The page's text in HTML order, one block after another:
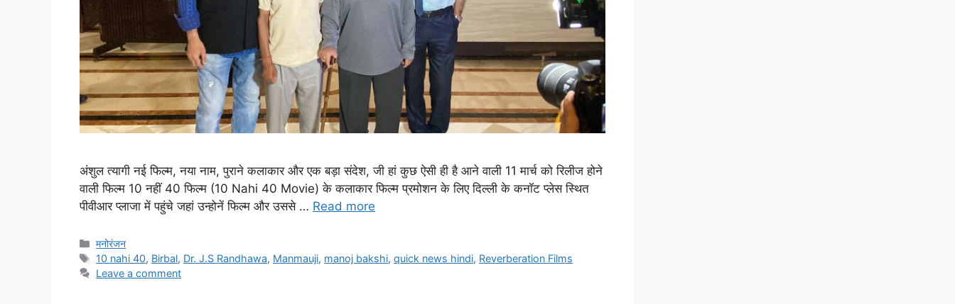
अंशुल त्यागी नई फिल्म, नया नाम, पुराने कलाकार और एक बड़ा संदेश, जी हां कुछ ऐसी ही है आने वाली 11 मार्च को रिलीज होने
वाली फिल्म 10 नहीं 40 फिल्म (10 Nahi 40 Movie) के कलाकार फिल्म प्रमोशन के लिए दिल्ली के कनॉट प्लेस स्थित
पीवीआर प्लाजा में पहुंचे जहां उन्होनें फिल्म और उससे … Read more
मनोरंजन
10 nahi 40, Birbal, Dr. J.S Randhawa, Manmauji, manoj bakshi,quick news hindi, Reverberation Films
Leave a comment